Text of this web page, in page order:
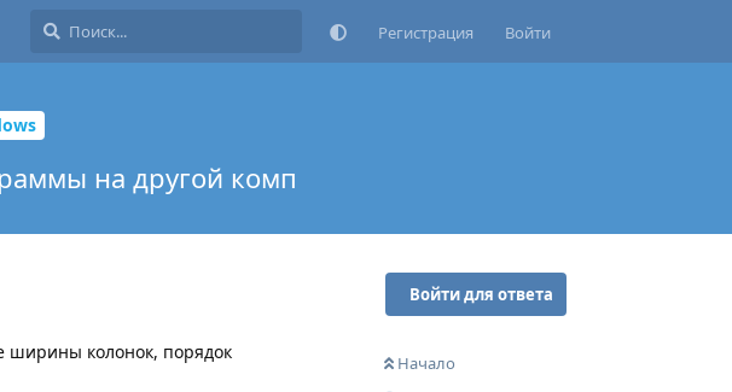
Регистрация Войти
на другой комп
Войти для ответа
Начало
ширины колонок, порядок